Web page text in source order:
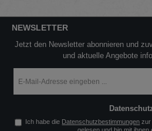
NEWSLETTER
Jetzt den Newsletter abonnieren und
und aktuelle Angebote
Mail-
*
Ich habe die Datenschutzbestimmungen zur